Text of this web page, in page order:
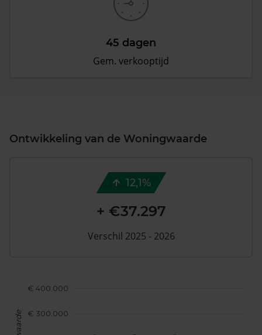
45 dagen
Gem. verkooptijd
Ontwikkeling van de Woningwaarde
€ 300.000
€ 400.000
12,1%
+ €37.297
Verschil 2025 - 2026